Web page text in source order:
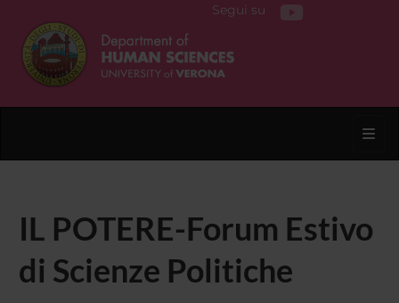
Segui su
IL POTERE-Forum Estivo
di Scienze Politiche